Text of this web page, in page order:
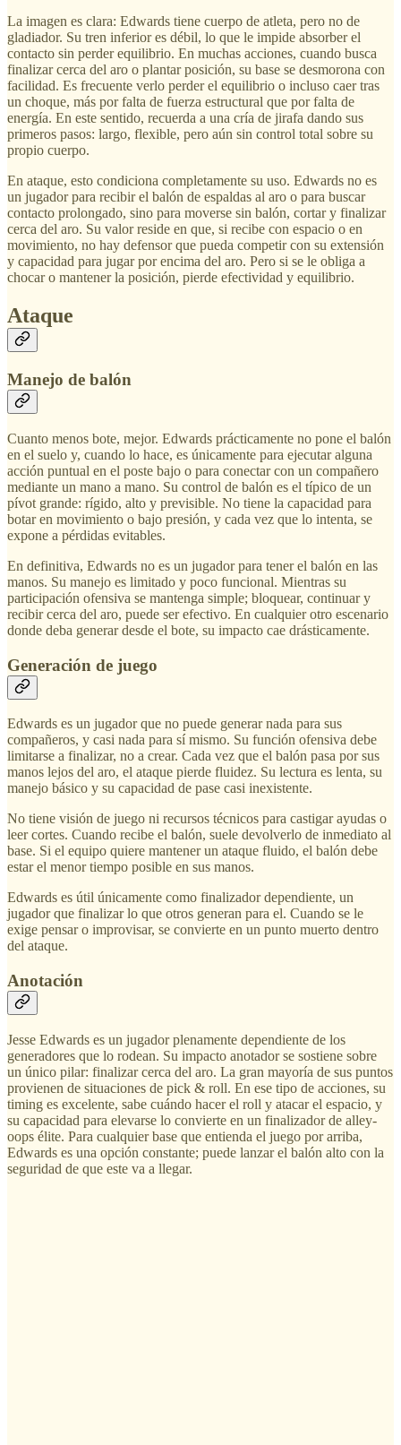
La imagen es clara: Edwards tiene cuerpo de atleta, pero no de
gladiador. Su tren inferior es débil, lo que le impide absorber el
contacto sin perder equilibrio. En muchas acciones, cuando busca
finalizar cerca del aro o plantar posición, su base se desmorona con
facilidad. Es frecuente verlo perder el equilibrio o incluso caer tras
un choque, más por falta de fuerza estructural que por falta de
energía. En este sentido, recuerda a una cría de jirafa dando sus
primeros pasos: largo, flexible, pero aún sin control total sobre su
propio cuerpo.
En ataque, esto condiciona completamente su uso. Edwards no es
un jugador para recibir el balón de espaldas al aro o para buscar
contacto prolongado, sino para moverse sin balón, cortar y finalizar
cerca del aro. Su valor reside en que, si recibe con espacio o en
movimiento, no hay defensor que pueda competir con su extensión
y capacidad para jugar por encima del aro. Pero si se le obliga a
chocar o mantener la posición, pierde efectividad y equilibrio.
Ataque
Manejo de balón
Cuanto menos bote, mejor. Edwards prácticamente no pone el balón
en el suelo y, cuando lo hace, es únicamente para ejecutar alguna
acción puntual en el poste bajo o para conectar con un compañero
mediante un mano a mano. Su control de balón es el típico de un
pívot grande: rígido, alto y previsible. No tiene la capacidad para
botar en movimiento o bajo presión, y cada vez que lo intenta, se
expone a pérdidas evitables.
En definitiva, Edwards no es un jugador para tener el balón en las
manos. Su manejo es limitado y poco funcional. Mientras su
participación ofensiva se mantenga simple; bloquear, continuar y
recibir cerca del aro, puede ser efectivo. En cualquier otro escenario
donde deba generar desde el bote, su impacto cae drásticamente.
Generación de juego
Edwards es un jugador que no puede generar nada para sus
compañeros, y casi nada para sí mismo. Su función ofensiva debe
limitarse a finalizar, no a crear. Cada vez que el balón pasa por sus
manos lejos del aro, el ataque pierde fluidez. Su lectura es lenta, su
manejo básico y su capacidad de pase casi inexistente.
No tiene visión de juego ni recursos técnicos para castigar ayudas o
leer cortes. Cuando recibe el balón, suele devolverlo de inmediato al
base. Si el equipo quiere mantener un ataque fluido, el balón debe
estar el menor tiempo posible en sus manos.
Edwards es útil únicamente como finalizador dependiente, un
jugador que finalizar lo que otros generan para el. Cuando se le
exige pensar o improvisar, se convierte en un punto muerto dentro
del ataque.
Anotación
Jesse Edwards es un jugador plenamente dependiente de los
generadores que lo rodean. Su impacto anotador se sostiene sobre
un único pilar: finalizar cerca del aro. La gran mayoría de sus puntos
provienen de situaciones de pick & roll. En ese tipo de acciones, su
timing es excelente, sabe cuándo hacer el roll y atacar el espacio, y
su capacidad para elevarse lo convierte en un finalizador de alley-
oops élite. Para cualquier base que entienda el juego por arriba,
Edwards es una opción constante; puede lanzar el balón alto con la
seguridad de que este va a llegar.